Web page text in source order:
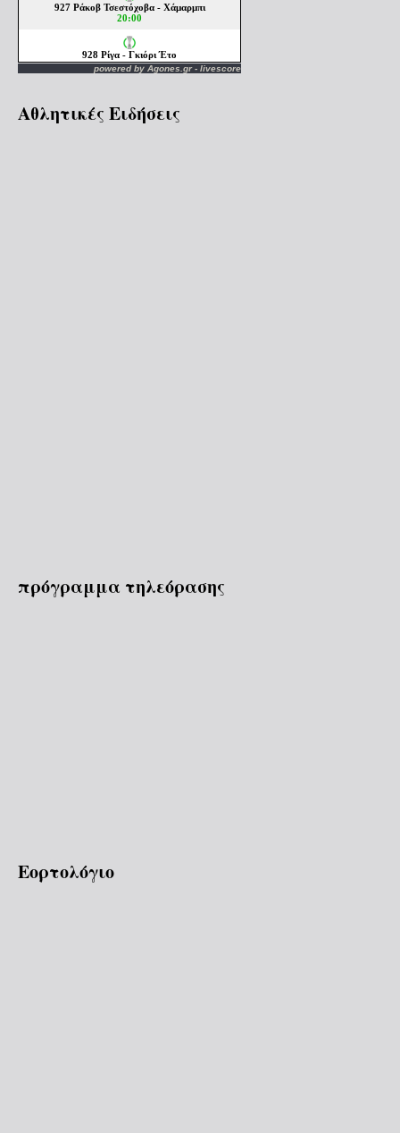
powered by Agones.gr- livescore
Αθλητικές Ειδήσεις
πρόγραμμα τηλεόρασης
Εορτολόγιο